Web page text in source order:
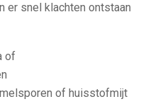
er snel klachten ontstaan
of
of huisstofmijt